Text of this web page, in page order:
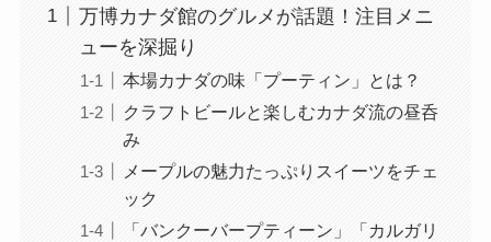
万博カナダ館のグルメが話題！注目メニ
ューを深掘り
本場カナダの味「プーティン」とは？
クラフトビールと楽しむカナダ流の昼呑
み
メープルの魅力たっぷりスイーツをチェ
ック
「バンクーバープティーン」「カルガリ